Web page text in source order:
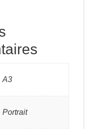
A3
Portrait